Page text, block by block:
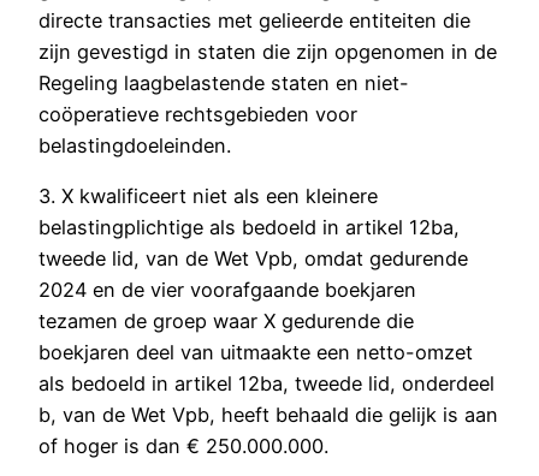
directe transacties met gelieerde entiteiten die
zijn gevestigd in staten die zijn opgenomen in de
Regeling laagbelastende staten en niet-
coöperatieve rechtsgebieden voor
belastingdoeleinden.
3. X kwalificeert niet als een kleinere
belastingplichtige als bedoeld in artikel 12ba,
tweede lid, van de Wet Vpb, omdat gedurende
2024 en de vier voorafgaande boekjaren
tezamen de groep waar X gedurende die
boekjaren deel van uitmaakte een netto-omzet
als bedoeld in artikel 12ba, tweede lid, onderdeel
b, van de Wet Vpb, heeft behaald die gelijk is aan
of hoger is dan € 250.000.000.